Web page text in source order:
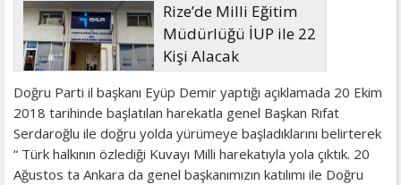
Rize’de Milli Eğitim
Müdürlüğü İUP ile 22
Kişi Alacak
Doğru Parti il başkanı Eyüp Demir yaptığı açıklamada 20 Ekim
2018 tarihinde başlatılan harekatla genel Başkan Rıfat
Serdaroğlu ile doğru yolda yürümeye başladıklarını belirterek
“ Türk halkının özlediği Kuvayı Milli harekatıyla yola çıktık. 20
Ağustos ta Ankara da genel başkanımızın katılımı ile Doğru